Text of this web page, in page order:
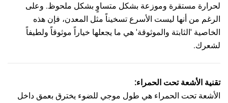
لحرارة مستقرة وموزعة بشكل متساوٍ بشكل ملحوظ. وعلى
الرغم من أنها ليست الأسرع تسخيناً مثل المعدن، فإن هذه
الخاصية 'الثابتة والموثوقة' هي ما يجعلها خياراً موثوقاً ولطيفاً
لشعرك.
تقنية الأشعة تحت الحمراء:
الأشعة تحت الحمراء هي طول موجي للضوء يخترق بعمق داخل